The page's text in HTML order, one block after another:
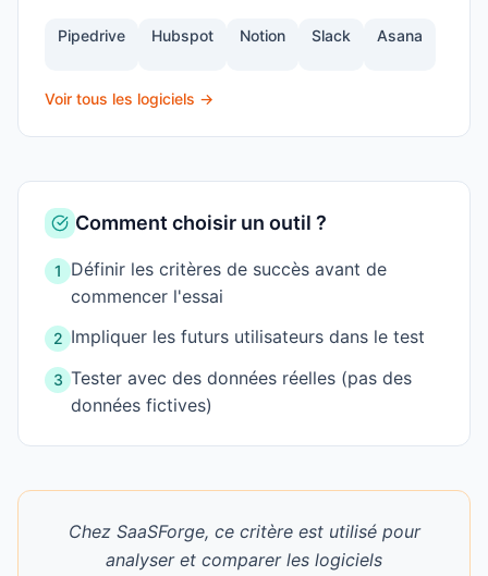
Pipedrive Hubspot Notion Slack Asana
Voir tous les logiciels →
Comment choisir un outil ?
1
Définir les critères de succès avant de
commencer l'essai
2 Impliquer les futurs utilisateurs dans le test
3 Tester avec des données réelles (pas des
données fictives)
Chez SaaSForge, ce critère est utilisé pour
analyser et comparer les logiciels